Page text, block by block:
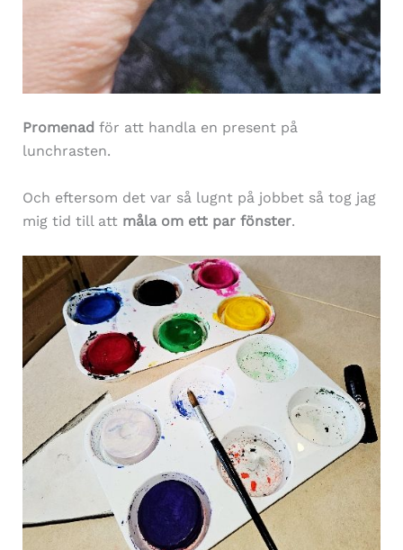
Promenad för att handla en present på
lunchrasten.
Och eftersom det var så lugnt på jobbet så tog jag
mig tid till att måla om ett par fönster.